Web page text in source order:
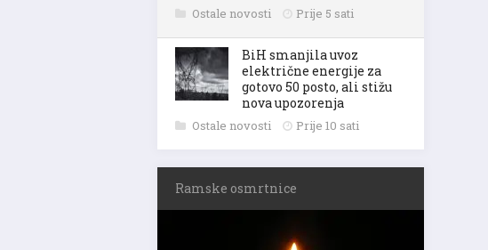
Ostale novosti Prije 5 sati
BiH smanjila uvoz
električne energije za
gotovo 50 posto, ali stižu
nova upozorenja
Ostale novosti Prije 10 sati
Ramske osmrtnice